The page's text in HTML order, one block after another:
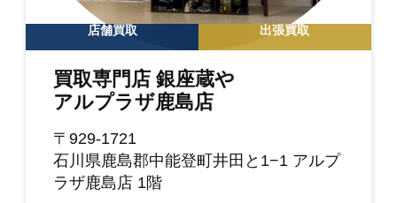
店舗買取 出張買取
買取専門店 銀座蔵や
アルプラザ鹿島店
〒929-1721
石川県鹿島郡中能登町井田と1−1 アルプ
ラザ鹿島店 1階